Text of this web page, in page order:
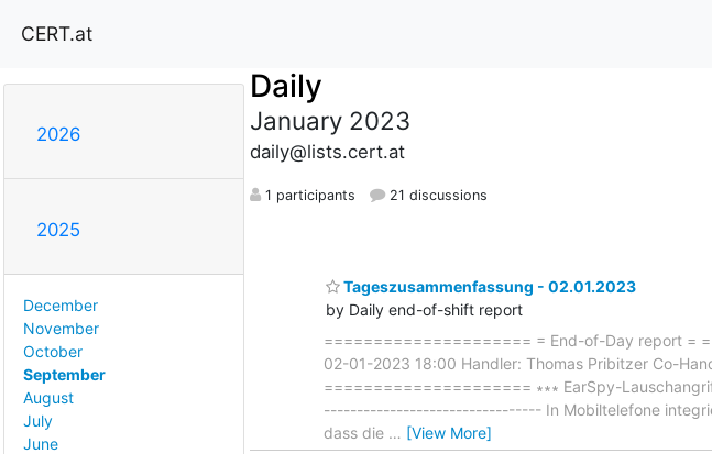
CERT.at
2026
2025
December
November
October
September
August
July
June
Daily
January 2023
daily@lists.cert.at
1 participants 21 discussions
Tageszusammenfassung - 02.01.2023
by Daily end-of-shift report
===================== = End-of-Day report =
02-01-2023 18:00 Handler: Thomas Pribitzer Co-
===================== ∗∗∗ EarSpy-
--------------------------------- In Mobiltelefone
dass die … [View More]